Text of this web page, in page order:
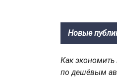
Новые
Как экономить
по дешёвым